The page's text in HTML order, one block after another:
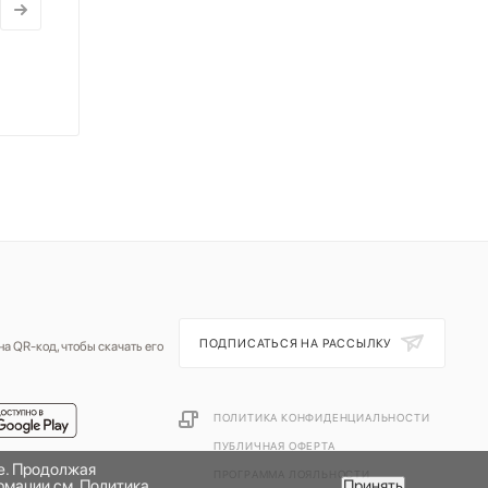
QR-код, чтобы скачать его ПОДПИСАТЬСЯ НА РАССЫЛКУ
ПОЛИТИКА КОНФИДЕНЦИАЛЬНОСТИ
ПУБЛИЧНАЯ ОФЕРТА
ПРОГРАММА ЛОЯЛЬНОСТИ
Продолжая